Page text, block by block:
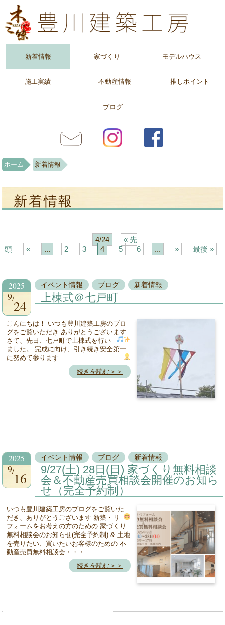
新着情報 家づくり モデルハウス
施工実績 不動産情報 推しポイント
ブログ
ホーム 新着情報
新着情報
4/24
« 先
頭
« ... 2 3 4 5 6 ... » 最後 »
2025
9
24
イベント情報 ブログ 新着情報
上棟式＠七戸町
こんにちは！ いつも豊川建築工房のブロ
グをご覧いただき ありがとうございます
さて、先日、七戸町で上棟式を行い
ました。 完成に向け、引き続き安全第一
に努めて参ります
続きを読む＞＞
2025
9
16
イベント情報 ブログ 新着情報
9/27(土) 28日(日) 家づくり無料相談
会＆不動産売買相談会開催のお知ら
せ（完全予約制）
いつも豊川建築工房のブログをご覧いた
だき、ありがとうございます 新築・リ
フォームをお考えの方のための 家づくり
無料相談会のお知らせ(完全予約制) & 土地
を売りたい、買いたいお客様のための 不
動産売買無料相談会・・・
続きを読む＞＞